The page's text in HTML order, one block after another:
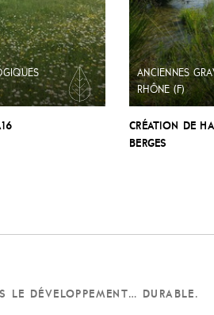
ANCIENNES
RHÔNE (F)
CRÉATION DE
BERGES
LE DÉVELOPPEMENT… DURABLE.